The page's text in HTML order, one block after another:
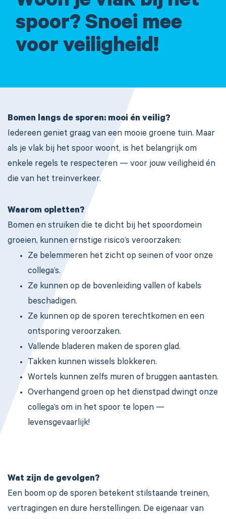
spoor? Snoei mee
voor veiligheid!
Bomen langs de sporen: mooi én veilig?
Iedereen geniet graag van een mooie groene tuin. Maar
als je vlak bij het spoor woont, is het belangrijk om
enkele regels te respecteren — voor jouw veiligheid én
die van het treinverkeer.
Waarom opletten?
Bomen en struiken die te dicht bij het spoordomein
groeien, kunnen ernstige risico’s veroorzaken:
Ze belemmeren het zicht op seinen of voor onze
collega’s.
Ze kunnen op de bovenleiding vallen of kabels
beschadigen.
Ze kunnen op de sporen terechtkomen en een
ontsporing veroorzaken.
Vallende bladeren maken de sporen glad.
Takken kunnen wissels blokkeren.
Wortels kunnen zelfs muren of bruggen aantasten.
Overhangend groen op het dienstpad dwingt onze
collega’s om in het spoor te lopen —
levensgevaarlijk!
Wat zijn de gevolgen?
Een boom op de sporen betekent stilstaande treinen,
vertragingen en dure herstellingen. De eigenaar van